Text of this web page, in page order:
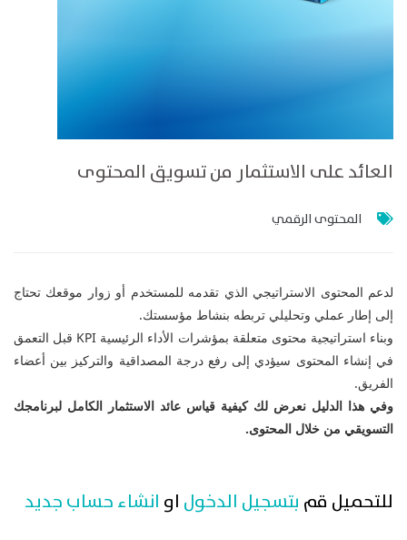
العائد على الاستثمار من تسويق المحتوى
المحتوى الرقمي
لدعم المحتوى الاستراتيجي الذي تقدمه للمستخدم أو زوار موقعك تحتاج
إلى إطار عملي وتحليلي تربطه بنشاط مؤسستك.
وبناء استراتيجية محتوى متعلقة بمؤشرات الأداء الرئيسية KPI قبل التعمق
في إنشاء المحتوى سيؤدي إلى رفع درجة المصداقية والتركيز بين أعضاء
الفريق.
وفي هذا الدليل نعرض لك كيفية قياس عائد الاستثمار الكامل لبرنامجك
التسويقي من خلال المحتوى.
للتحميل قم بتسجيل الدخول او انشاء حساب جديد